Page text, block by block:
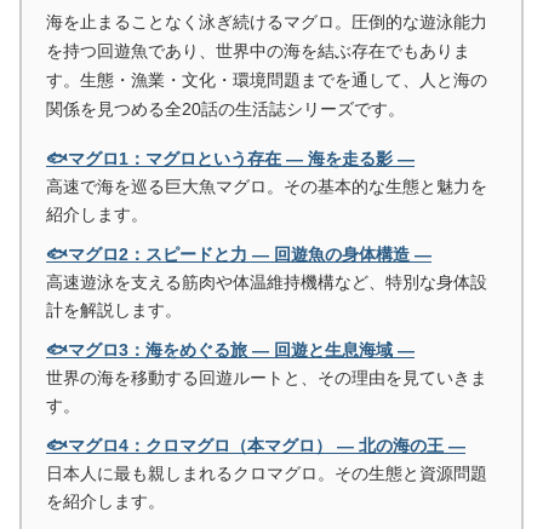
海を止まることなく泳ぎ続けるマグロ。圧倒的な遊泳能力
を持つ回遊魚であり、世界中の海を結ぶ存在でもありま
す。生態・漁業・文化・環境問題までを通して、人と海の
関係を見つめる全20話の生活誌シリーズです。
🐟マグロ1：マグロという存在 ― 海を走る影 ―
高速で海を巡る巨大魚マグロ。その基本的な生態と魅力を
紹介します。
🐟マグロ2：スピードと力 ― 回遊魚の身体構造 ―
高速遊泳を支える筋肉や体温維持機構など、特別な身体設
計を解説します。
🐟マグロ3：海をめぐる旅 ― 回遊と生息海域 ―
世界の海を移動する回遊ルートと、その理由を見ていきま
す。
🐟マグロ4：クロマグロ（本マグロ） ― 北の海の王 ―
日本人に最も親しまれるクロマグロ。その生態と資源問題
を紹介します。